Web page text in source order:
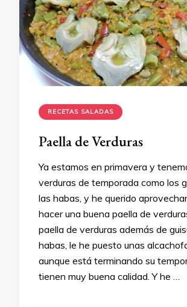
RECETAS SALADAS
Paella de Verduras
Ya estamos en primavera y
verduras de temporada como los
las habas, y he querido
hacer una buena paella de
paella de verduras además de
habas, le he puesto unas
aunque está terminando su
tienen muy buena calidad. Y he …